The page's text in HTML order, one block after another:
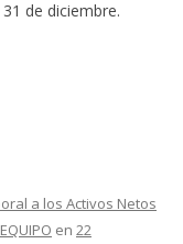
de diciembre.
a los Activos Netos
en 22